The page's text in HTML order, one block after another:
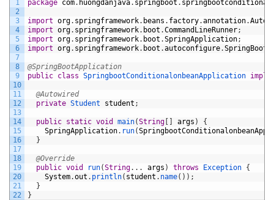
1
2
3
4
5
6
7
8
9
10
11
12
13
14
15
16
17
18
19
20
21
22
package com. huongdanjava. springboot .
import org. springframework. beans . factory.annotation.
import org. springframework. boot .CommandLineRunner;
import org. springframework. boot .SpringApplication;
import org. springframework. boot .autoconfigure.
@SpringBootApplication
public class SpringbootConditionalonbeanApplication
@Autowired
private Student student ;
public static void main(String [ ] args )
{
SpringApplication. run(
}
@Override
public void run(String. . . args ) throws Exception {
System.out . println( student . name( ) ) ;
}
}